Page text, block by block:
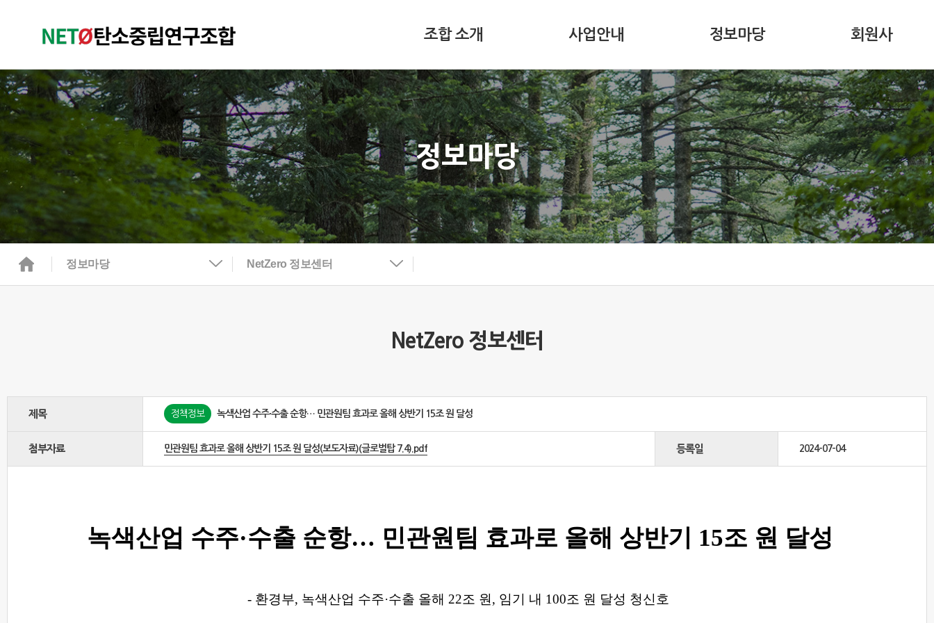
조합 소개 사업안내 정보마당 회원사
정보마당
정보마당 NetZero 정보센터
NetZero 정보센터
제목 정책정보 녹색산업 수주·수출 순항… 민관원팀 효과로 올해 상반기 15조 원 달성
첨부자료 민관원팀 효과로 올해 상반기 15조 원 달성(보도자료)(글로벌탑 7.4).pdf 등록일 2024-07-04